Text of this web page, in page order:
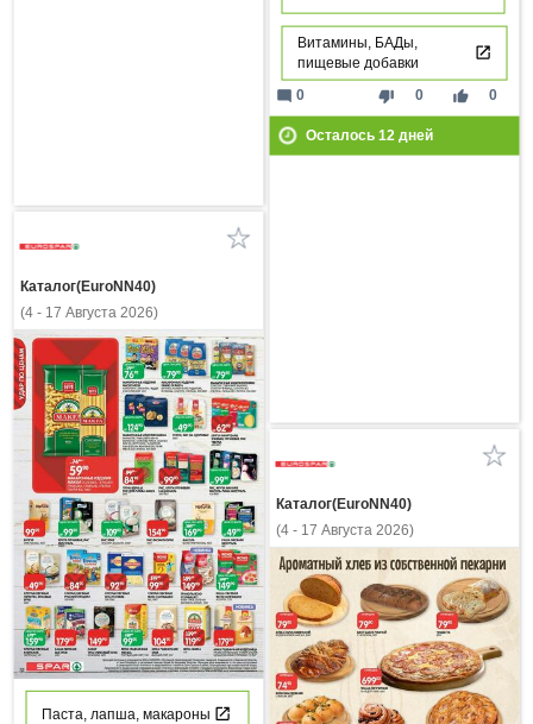
Витамины, БАДы,
пищевые добавки
thumb_down 0 thumb_up 0
mode_comment 0
Осталось 12дней
Каталог(EuroNN40)
(4 - 17 Августа 2026)
Паста, лапша, макароны
Каталог(EuroNN40)
(4 - 17 Августа 2026)